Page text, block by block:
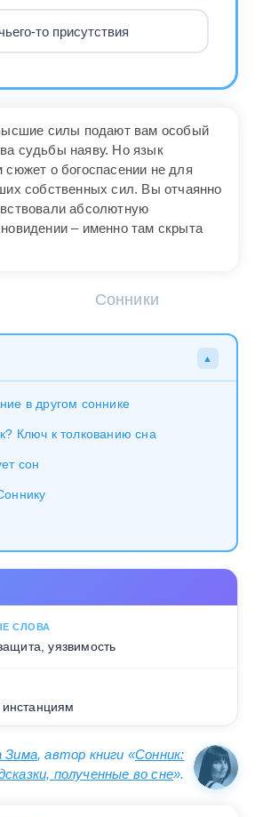
то присутствия
силы подают вам особый
судьбы наяву. Но язык
сюжет о богоспасении не для
собственных сил. Вы отчаянно
абсолютную
– именно там скрыта
Сонники
▲
в другом соннике
Ключ к толкованию сна
сон
СЛОВА
уязвимость
Зима, автор книги «Сонник:
полученные во сне».